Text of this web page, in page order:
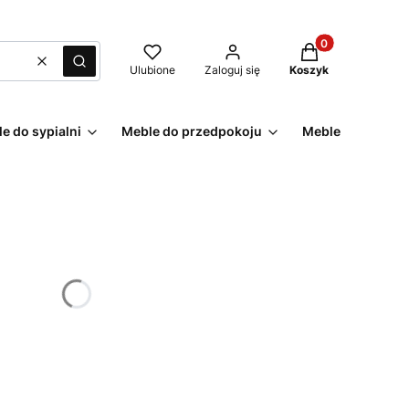
WyczyśćSzukaj Ulubione Zaloguj się
Produkty w
Koszyk
do sypialni Meble do przedpokoju Meble ogrodowe